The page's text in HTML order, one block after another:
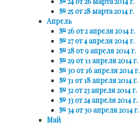
№ 25 от 28 марта 2014 г.
Апрель
№ 26 от 2 апреля 2014 г.
№ 27 от 4 апреля 2014 г.
№ 28 от 9 апреля 2014 г.
№ 29 от 11 апреля 2014 г.
№ 30 от 16 апреля 2014 г.
№ 31 от 18 апреля 2014 г.
№ 32 от 23 апреля 2014 г.
№ 33 от 24 апреля 2014 г.
№ 34 от 30 апреля 2014 г.
Май